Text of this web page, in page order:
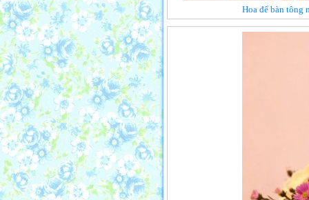
Hoa để bàn tông